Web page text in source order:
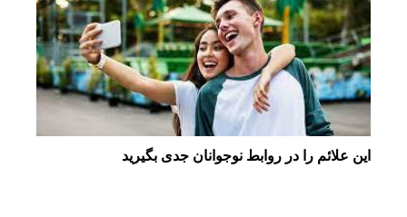
این علائم را در روابط نوجوانان جدی بگیرید